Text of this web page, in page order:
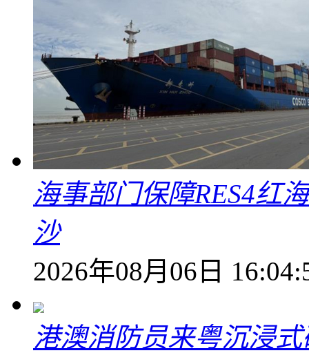
海事部门保障RES4红
沙
2026年08月06日
港澳消防员来粤沉浸